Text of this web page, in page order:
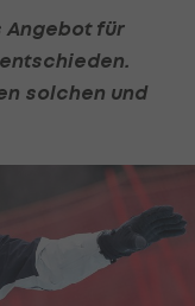
Angebot für
solchen und